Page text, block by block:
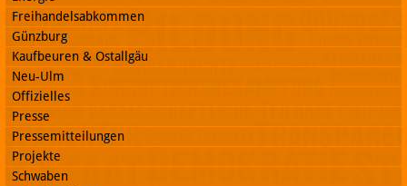
Freihandelsabkommen
Günzburg
Kaufbeuren & Ostallgäu
Neu-Ulm
Offizielles
Presse
Pressemitteilungen
Projekte
Schwaben